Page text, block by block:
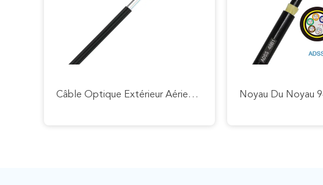
Câble Optique Extérieur Aérien Unimodal De Fibre De GJYXFCH Pour L'appui D'individu De FTTH